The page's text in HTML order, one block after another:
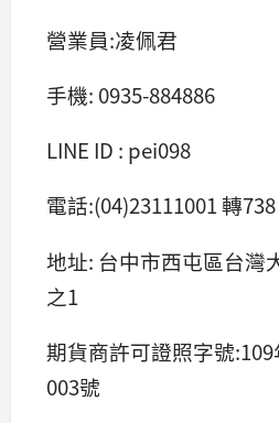
營業員:凌佩君
手機: 0935-884886
LINE ID : pei098
電話:(04)23111001 轉738
地址: 台中市西屯區台灣
之1
期貨商許可證照字號
003號